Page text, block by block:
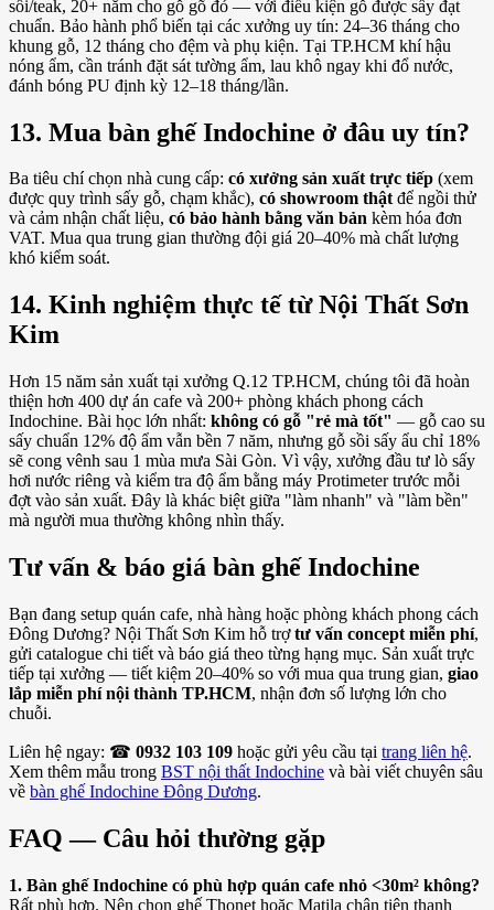
sồi/teak, 20+ năm cho gỗ gõ đỏ — với điều kiện gỗ được sấy đạt
chuẩn. Bảo hành phổ biến tại các xưởng uy tín: 24–36 tháng cho
khung gỗ, 12 tháng cho đệm và phụ kiện. Tại TP.HCM khí hậu
nóng ẩm, cần tránh đặt sát tường ẩm, lau khô ngay khi đổ nước,
đánh bóng PU định kỳ 12–18 tháng/lần.
13. Mua bàn ghế Indochine ở đâu uy tín?
Ba tiêu chí chọn nhà cung cấp: có xưởng sản xuất trực tiếp (xem
được quy trình sấy gỗ, chạm khắc), có showroom thậtđể ngồi thử
và cảm nhận chất liệu, có bảo hành bằng văn bản kèm hóa đơn
VAT. Mua qua trung gian thường đội giá 20–40% mà chất lượng
khó kiểm soát.
14. Kinh nghiệm thực tế từ Nội Thất Sơn
Kim
Hơn 15 năm sản xuất tại xưởng Q.12 TP.HCM, chúng tôi đã hoàn
thiện hơn 400 dự án cafe và 200+ phòng khách phong cách
Indochine. Bài học lớn nhất: không có gỗ "rẻ mà tốt" — gỗ cao su
sấy chuẩn 12% độ ẩm vẫn bền 7 năm, nhưng gỗ sồi sấy ẩu chỉ 18%
sẽ cong vênh sau 1 mùa mưa Sài Gòn. Vì vậy, xưởng đầu tư lò sấy
hơi nước riêng và kiểm tra độ ẩm bằng máy Protimeter trước mỗi
đợt vào sản xuất. Đây là khác biệt giữa "làm nhanh" và "làm bền"
mà người mua thường không nhìn thấy.
Tư vấn & báo giá bàn ghế Indochine
Bạn đang setup quán cafe, nhà hàng hoặc phòng khách phong cách
Đông Dương? Nội Thất Sơn Kim hỗ trợtư vấn concept miễn phí,
gửi catalogue chi tiết và báo giá theo từng hạng mục. Sản xuất trực
tiếp tại xưởng — tiết kiệm 20–40% so với mua qua trung gian, giao
lắp miễn phí nội thành TP.HCM, nhận đơn số lượng lớn cho
chuỗi.
Liên hệ ngay: ☎ 0932 103 109 hoặc gửi yêu cầu tại trang liên hệ.
Xem thêm mẫu trong BST nội thất Indochine và bài viết chuyên sâu
về bàn ghế Indochine Đông Dương.
FAQ — Câu hỏi thường gặp
1. Bàn ghế Indochine có phù hợp quán cafe nhỏ <30m² không?
Rất phù hợp. Nên chọn ghế Thonet hoặc Matila chân tiện thanh